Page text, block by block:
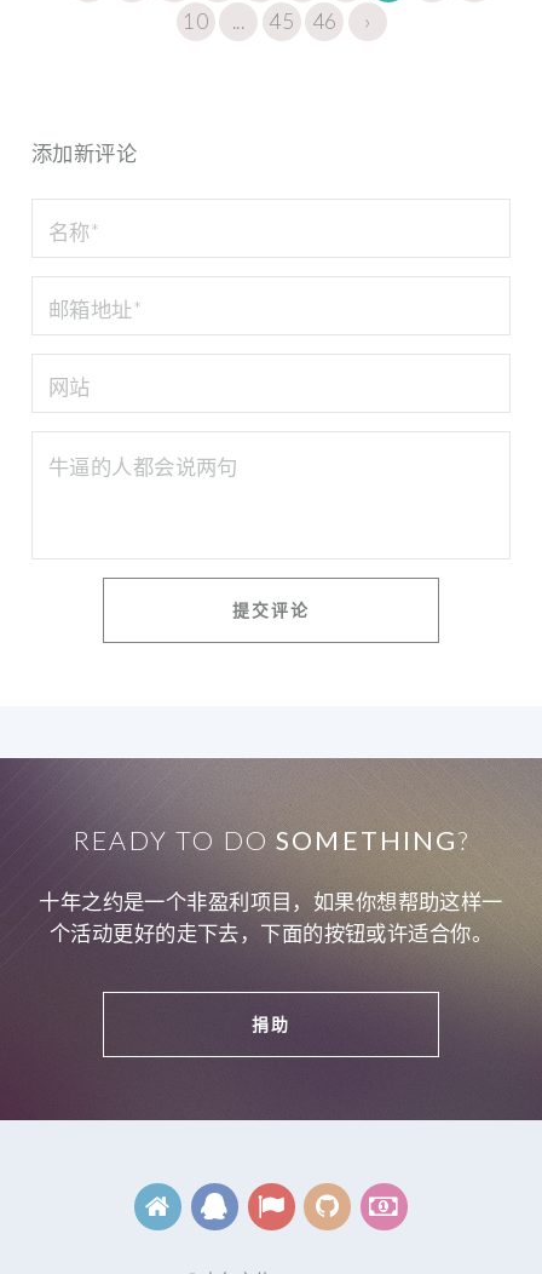
10
... 45 46 ›
添加新评论
READY TO DOSOMETHING?
十年之约是一个非盈利项目，如果你想帮助这样一
个活动更好的走下去，下面的按钮或许适合你。
捐助